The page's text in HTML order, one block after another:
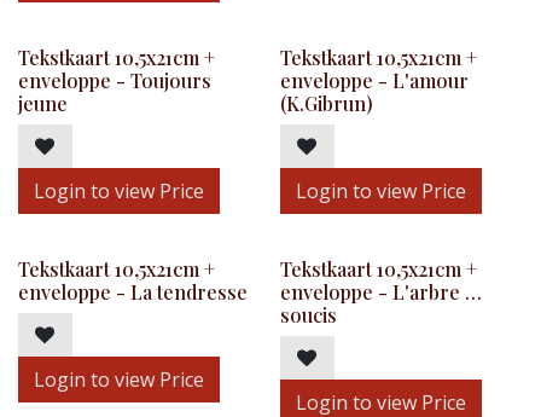
Tekstkaart 10,5x21cm +
enveloppe - Toujours
jeune
Login to view Price
Tekstkaart 10,5x21cm +
enveloppe - L'amour
(K.Gibrun)
Login to view Price
Tekstkaart 10,5x21cm +
enveloppe - La tendresse
Login to view Price
Tekstkaart 10,5x21cm +
enveloppe - L'arbre …
soucis
Login to view Price